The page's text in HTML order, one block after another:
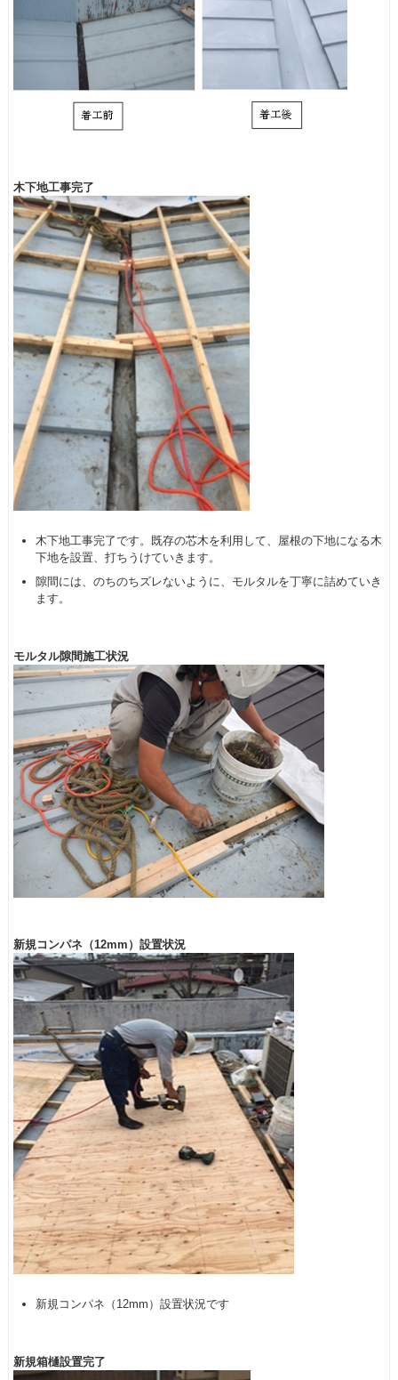
木下地工事完了
木下地工事完了です。既存の芯木を利用して、屋根の下地になる木
下地を設置、打ちうけていきます。
隙間には、のちのちズレないように、モルタルを丁寧に詰めていき
ます。
モルタル隙間施工状況
新規コンパネ（12mm）設置状況
新規コンパネ（12mm）設置状況です
新規箱樋設置完了